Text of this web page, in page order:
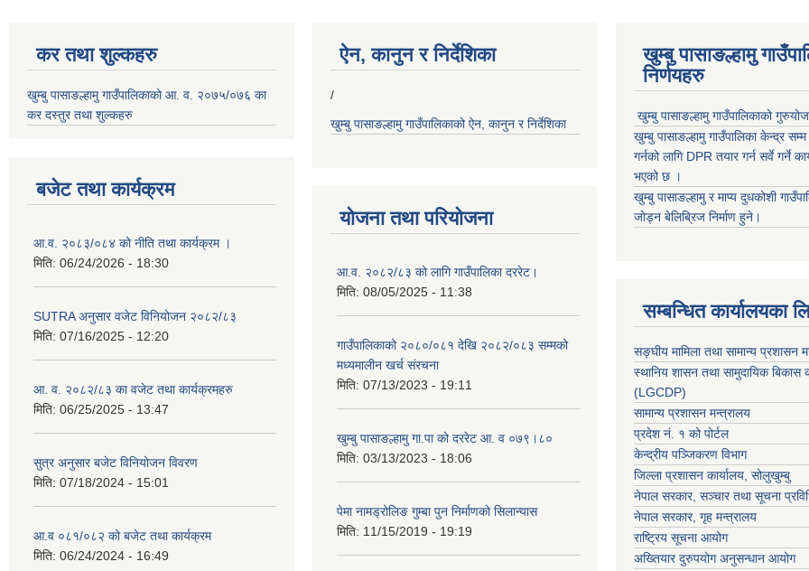
कर तथा शुल्कहरु
खुम्बु पासाङल्हामु गाउँपालिकाको आ. व. २०७५/०७६ का
कर दस्तुर तथा शुल्कहरु
बजेट तथा कार्यक्रम
आ.व. २०८३/०८४ को नीति तथा कार्यक्रम ।
मिति: 06/24/2026 - 18:30
SUTRA अनुसार वजेट विनियोजन २०८२/८३
मिति: 07/16/2025 - 12:20
आ. व. २०८२/८३ का वजेट तथा कार्यक्रमहरु
मिति: 06/25/2025 - 13:47
सुत्र अनुसार बजेट विनियोजन विवरण
मिति: 07/18/2024 - 15:01
आ.व ०८१/०८२ को बजेट तथा कार्यक्रम
मिति: 06/24/2024 - 16:49
ऐन, कानुन र निर्देशिका
/
खुम्बु पासाङल्हामु गाउँपालिकाको ऐन, कानुन र निर्देशिका
योजना तथा परियोजना
आ.व. २०८२/८३ को लागि गाउँपालिका दररेट।
मिति: 08/05/2025 - 11:38
गाउँपालिकाको २०८०/०८१ देखि २०८२/०८३ सम्मको
मध्यमालीन खर्च संरचना
मिति: 07/13/2023 - 19:11
खुम्बु पासाङल्हामु गा.पा को दररेट आ. व ०७९।८०
मिति: 03/13/2023 - 18:06
पेमा नामड्रोलिङ गुम्बा पुन निर्माणको सिलान्यास
मिति: 11/15/2019 - 19:19
खुम्बु पासाङल्हामु
निर्णयहरु
खुम्बु पासाङल्हामु गाउँपालिकाको
खुम्बु पासाङल्हामु गाउँपालिका केन्द्र
गर्नको लागि DPR तयार गर्न सर्वे गर्ने
भएको छ ।
खुम्बु पासाङल्हामु र माप्य दुधकोशी
जोड्न बेलिब्रिज निर्माण हुने।
सम्बन्धित कार्यालयका
सङ्घीय मामिला तथा सामान्य प्रशासन
स्थानिय शासन तथा सामुदायिक बिकास
(LGCDP)
सामान्य प्रशासन मन्त्रालय
प्रदेश नं. १ को पोर्टल
केन्द्रीय पञ्जिकरण विभाग
जिल्ला प्रशासन कार्यालय, सोलुखुम्बु
नेपाल सरकार, सञ्चार तथा सूचना
नेपाल सरकार, गृह मन्त्रालय
राष्ट्रिय सूचना आयोग
अख्तियार दुरुपयोग अनुसन्धान आयोग